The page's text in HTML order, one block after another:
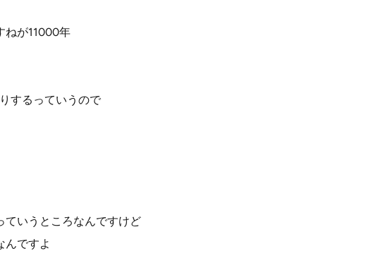
ねが11000年
するっていうので
ていうところなんですけど
んですよ